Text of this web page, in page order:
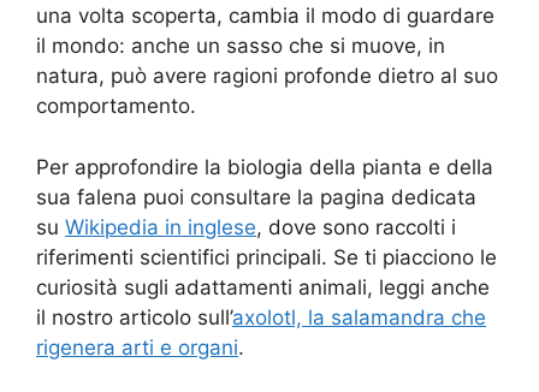
una volta scoperta, cambia il modo di guardare
il mondo: anche un sasso che si muove, in
natura, può avere ragioni profonde dietro al suo
comportamento.
Per approfondire la biologia della pianta e della
sua falena puoi consultare la pagina dedicata
su Wikipedia in inglese, dove sono raccolti i
riferimenti scientifici principali. Se ti piacciono le
curiosità sugli adattamenti animali, leggi anche
il nostro articolo sull’axolotl, la salamandra che
rigenera arti e organi.